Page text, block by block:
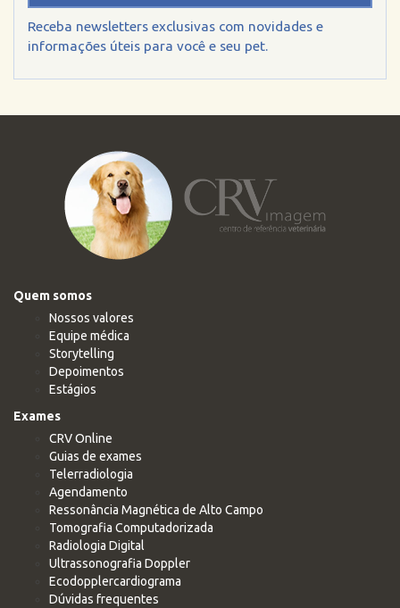
Receba newsletters exclusivas com novidades e
informações úteis para você e seu pet.
Quem somos
Nossos valores
Equipe médica
Storytelling
Depoimentos
Estágios
Exames
CRV Online
Guias de exames
Telerradiologia
Agendamento
Ressonância Magnética de Alto Campo
Tomografia Computadorizada
Radiologia Digital
Ultrassonografia Doppler
Ecodopplercardiograma
Dúvidas frequentes